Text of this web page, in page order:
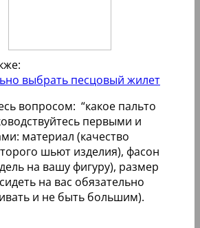
выбрать песцовый жилет
вопросом: “какое пальто
первыми и
материал (качество
шьют изделия), фасон
на вашу фигуру), размер
на вас обязательно
и не быть большим).